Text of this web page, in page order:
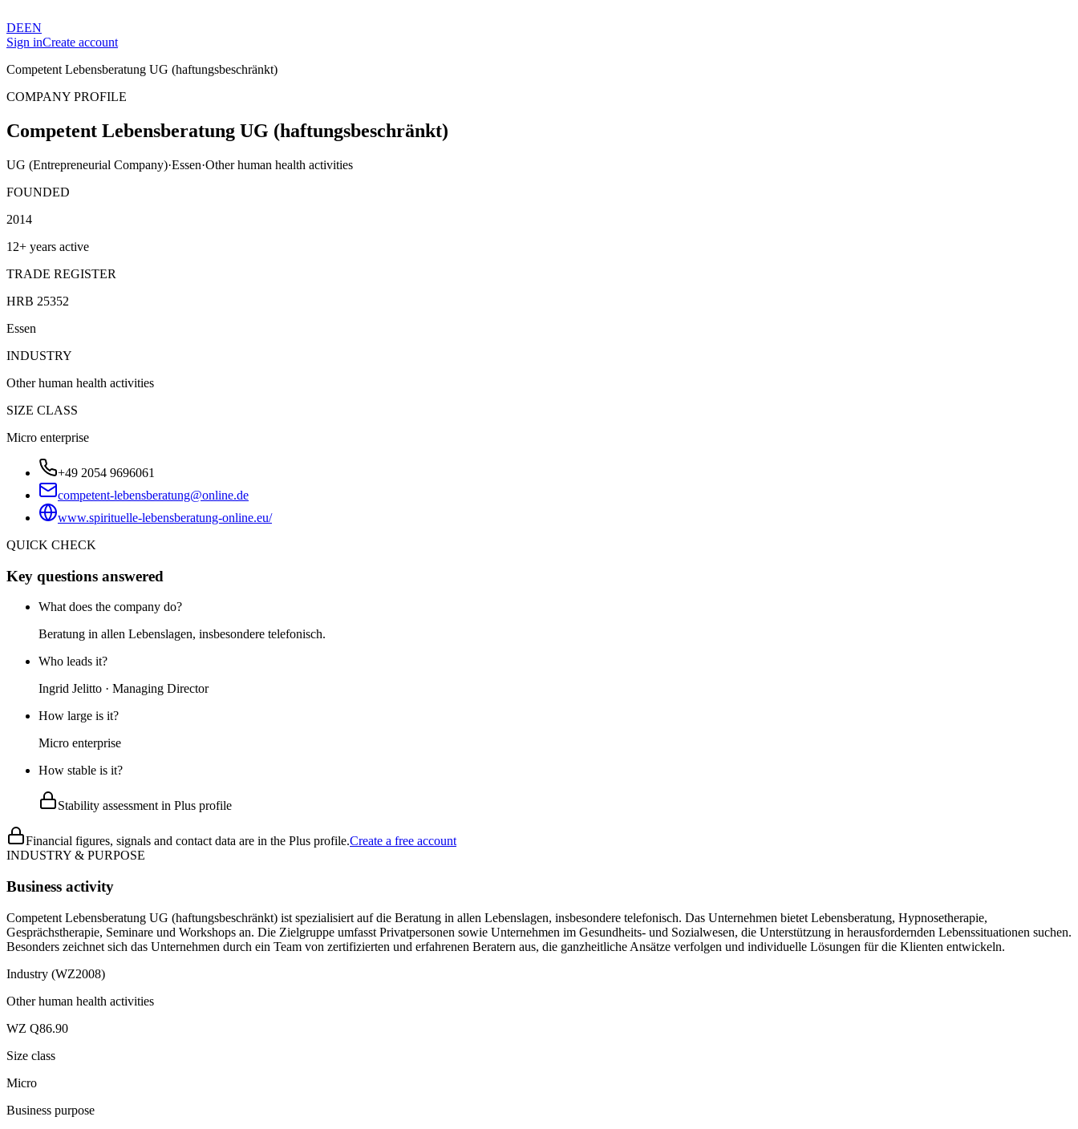
DEEN
Sign inCreate account
Competent Lebensberatung UG (haftungsbeschränkt)
COMPANY PROFILE
Competent Lebensberatung UG (haftungsbeschränkt)
UG (Entrepreneurial Company)·Essen·Other human health activities
FOUNDED
2014
12+ years active
TRADE REGISTER
HRB 25352
Essen
INDUSTRY
Other human health activities
SIZE CLASS
Micro enterprise
+49 2054 9696061
competent-lebensberatung@online.de
www.spirituelle-lebensberatung-online.eu/
QUICK CHECK
Key questions answered
What does the company do?
Beratung in allen Lebenslagen, insbesondere telefonisch.
Who leads it?
Ingrid Jelitto · Managing Director
How large is it?
Micro enterprise
How stable is it?
Stability assessment in Plus profile
Financial figures, signals and contact data are in the Plus profile.Create a free account
INDUSTRY & PURPOSE
Business activity
Competent Lebensberatung UG (haftungsbeschränkt) ist spezialisiert auf die Beratung in allen Lebenslagen, insbesondere telefonisch. Das Unternehmen bietet Lebensberatung, Hypnosetherapie,
Gesprächstherapie, Seminare und Workshops an. Die Zielgruppe umfasst Privatpersonen sowie Unternehmen im Gesundheits- und Sozialwesen, die Unterstützung in herausfordernden Lebenssituationen suchen.
Besonders zeichnet sich das Unternehmen durch ein Team von zertifizierten und erfahrenen Beratern aus, die ganzheitliche Ansätze verfolgen und individuelle Lösungen für die Klienten entwickeln.
Industry (WZ2008)
Other human health activities
WZ Q86.90
Size class
Micro
Business purpose